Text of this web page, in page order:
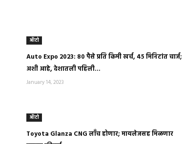
ऑटो
Auto Expo 2023: ८० पैसे प्रति किमी खर्च, ४५ मिनिटांत चार्ज;
अशी आहे, देशातली पहिली...
January 14, 2023
ऑटो
Toyota Glanza CNG लाँच होणार; मायलेजसह मिळणार